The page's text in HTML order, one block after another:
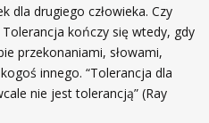
dla drugiego człowieka. Czy
kończy się wtedy, gdy
przekonaniami, słowami,
innego. “Tolerancja dla
nie jest tolerancją” (Ray